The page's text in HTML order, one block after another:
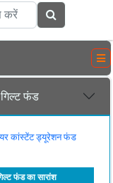
फंड
कांस्टेंट ड्यूरेशन फंड
फंड का सारांश